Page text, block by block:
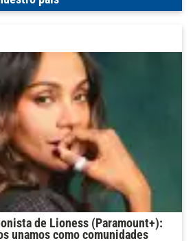
de Lioness (Paramount+):
unamos como comunidades